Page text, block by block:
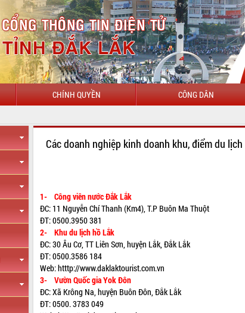
CHÍNH QUYỀN CÔNG DÂN
Các doanh nghiệp kinh doanh khu, điểm du lịch
1- Công viên nước Đắk Lắk
ĐC: 11 Nguyễn Chí Thanh (Km4), T.P Buôn Ma Thuột
ĐT: 0500.3950 381
2- Khu du lịch hồ Lắk
ĐC: 30 Âu Cơ, TT Liên Sơn, huyện Lắk, Đắk Lắk
ĐT: 0500.3586 184
Web: htttp://www.daklaktourist.com.vn
3- Vườn Quốc gia Yok Đôn
ĐC: Xã Krông Na, huyện Buôn Đôn, Đắk Lắk
ĐT: 0500. 3783 049